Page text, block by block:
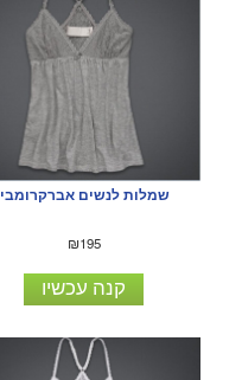
שמלות לנשים אברקרומבי
₪195
קנה עכשיו